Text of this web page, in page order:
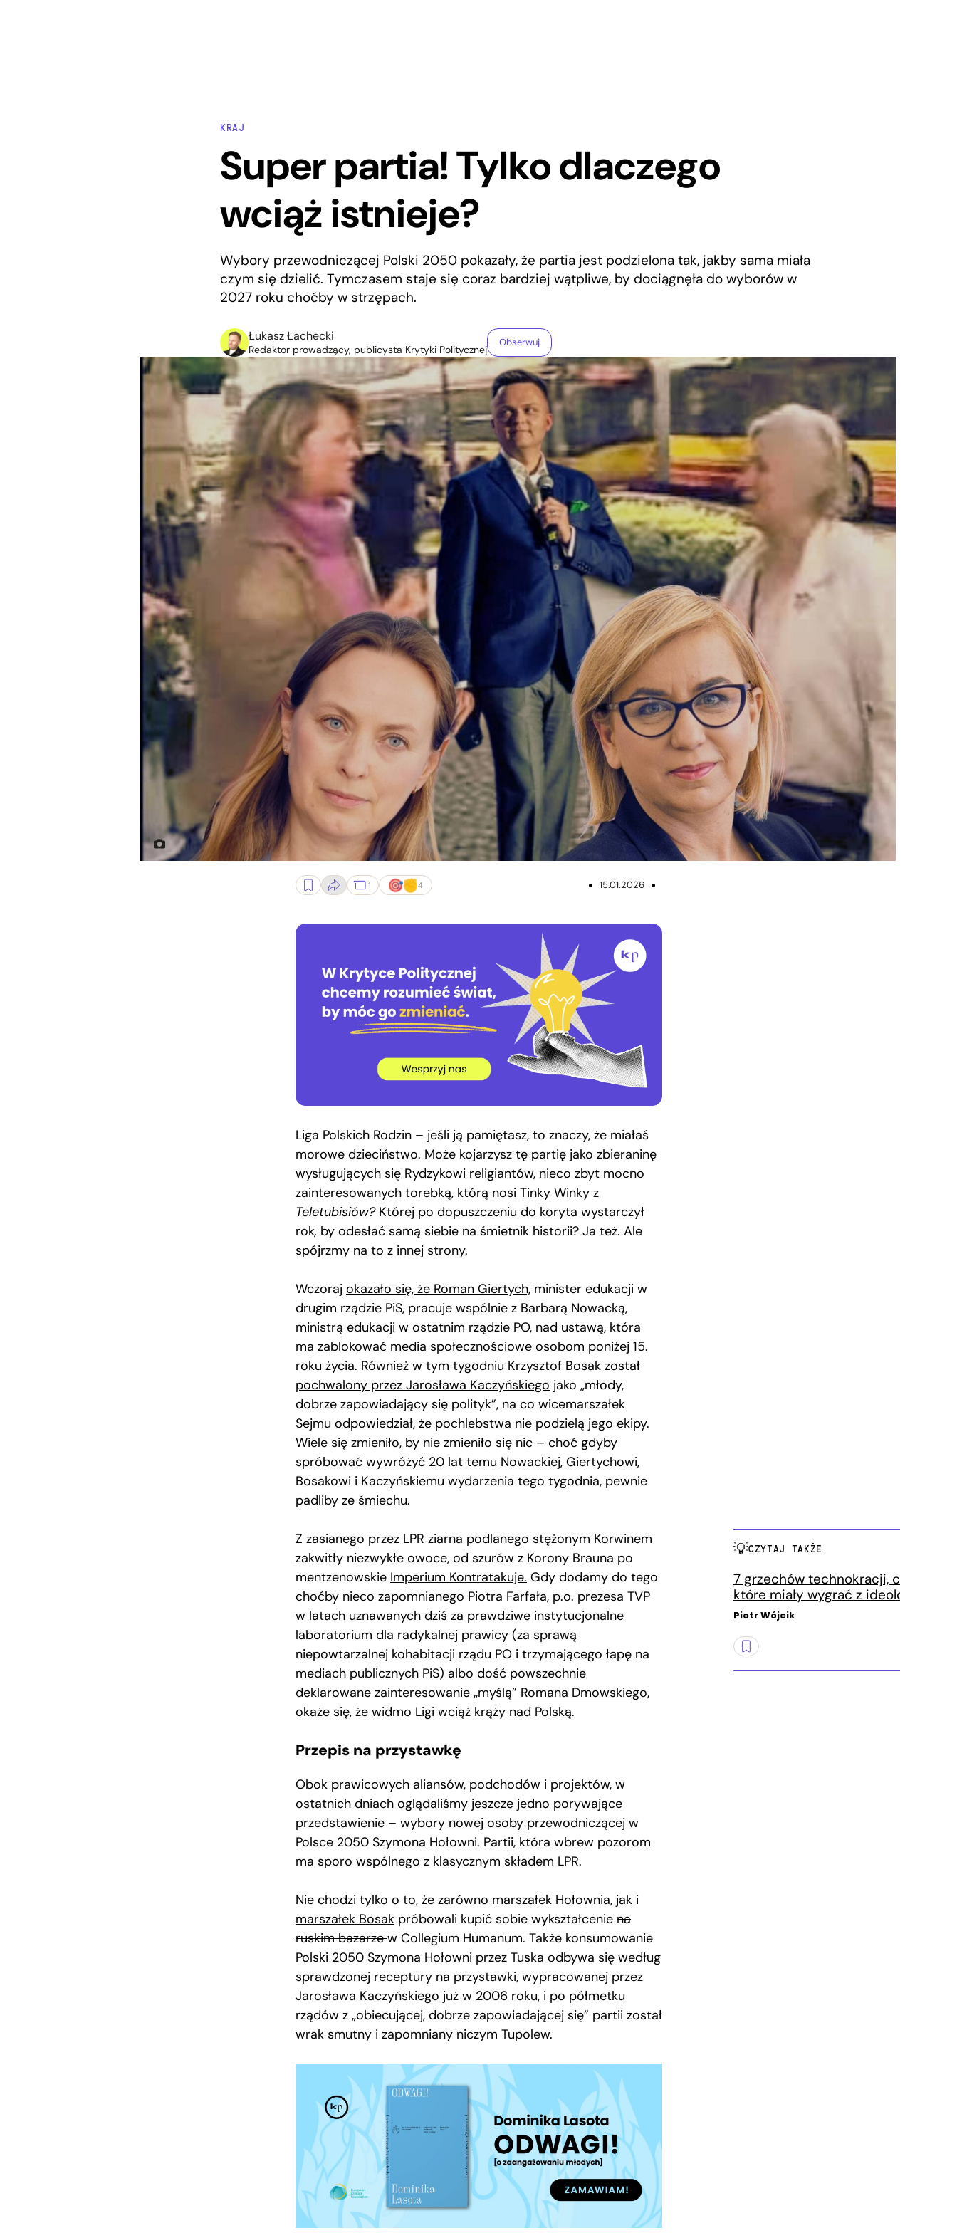
KRAJ
Super partia! Tylko dlaczego
wciąż istnieje?
Wybory przewodniczącej Polski 2050 pokazały, że partia jest podzielona tak, jakby sama miała
czym się dzielić. Tymczasem staje się coraz bardziej wątpliwe, by dociągnęła do wyborów w
2027 roku choćby w strzępach.
Łukasz Łachecki
Redaktor prowadzący, publicysta Krytyki Politycznej
Obserwuj
Katarzyna Pełczyńska-Nałęcz, Paulina Hennig-Kloska, Szymon Hołownia; Fot. Gov.pl/FB @PL2050/Tomasz Kaczor/YouTube/Ed. KP
1 4 15.01.2026
Liga Polskich Rodzin – jeśli ją pamiętasz, to znaczy, że miałaś
morowe dzieciństwo. Może kojarzysz tę partię jako zbieraninę
wysługujących się Rydzykowi religiantów, nieco zbyt mocno
zainteresowanych torebką, którą nosi Tinky Winky z
Teletubisiów? Której po dopuszczeniu do koryta wystarczył
rok, by odesłać samą siebie na śmietnik historii? Ja też. Ale
spójrzmy na to z innej strony.
Wczoraj okazało się, że Roman Giertych, minister edukacji w
drugim rządzie PiS, pracuje wspólnie z Barbarą Nowacką,
ministrą edukacji w ostatnim rządzie PO, nad ustawą, która
ma zablokować media społecznościowe osobom poniżej 15.
roku życia. Również w tym tygodniu Krzysztof Bosak został
pochwalony przez Jarosława Kaczyńskiego jako „młody,
dobrze zapowiadający się polityk”, na co wicemarszałek
Sejmu odpowiedział, że pochlebstwa nie podzielą jego ekipy.
Wiele się zmieniło, by nie zmieniło się nic – choć gdyby
spróbować wywróżyć 20 lat temu Nowackiej, Giertychowi,
Bosakowi i Kaczyńskiemu wydarzenia tego tygodnia, pewnie
padliby ze śmiechu.
CZYTAJ TAKŻE
7 grzechów technokracji, czyli
które miały wygrać z ideologią
Piotr Wójcik
Z zasianego przez LPR ziarna podlanego stężonym Korwinem
zakwitły niezwykłe owoce, od szurów z Korony Brauna po
mentzenowskie Imperium Kontratakuje. Gdy dodamy do tego
choćby nieco zapomnianego Piotra Farfała, p.o. prezesa TVP
w latach uznawanych dziś za prawdziwe instytucjonalne
laboratorium dla radykalnej prawicy (za sprawą
niepowtarzalnej kohabitacji rządu PO i trzymającego łapę na
mediach publicznych PiS) albo dość powszechnie
deklarowane zainteresowanie „myślą” Romana Dmowskiego,
okaże się, że widmo Ligi wciąż krąży nad Polską.
Przepis na przystawkę
Obok prawicowych aliansów, podchodów i projektów, w
ostatnich dniach oglądaliśmy jeszcze jedno porywające
przedstawienie – wybory nowej osoby przewodniczącej w
Polsce 2050 Szymona Hołowni. Partii, która wbrew pozorom
ma sporo wspólnego z klasycznym składem LPR.
Nie chodzi tylko o to, że zarówno marszałek Hołownia, jak i
marszałek Bosak próbowali kupić sobie wykształcenie na
ruskim bazarzew Collegium Humanum. Także konsumowanie
Polski 2050 Szymona Hołowni przez Tuska odbywa się według
sprawdzonej receptury na przystawki, wypracowanej przez
Jarosława Kaczyńskiego już w 2006 roku, i po półmetku
rządów z „obiecującej, dobrze zapowiadającej się” partii został
wrak smutny i zapomniany niczym Tupolew.